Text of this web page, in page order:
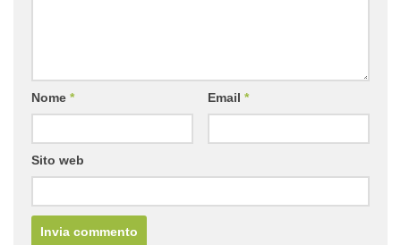
Nome * Email *
Sito web